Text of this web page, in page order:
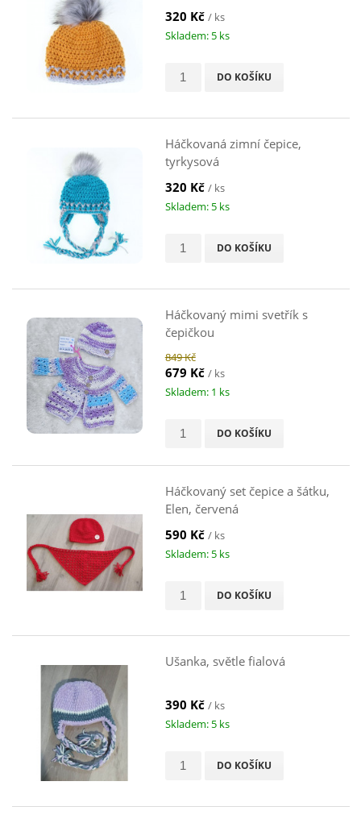
320 Kč / ks
Skladem: 5 ks
DO KOŠÍKU
Háčkovaná zimní čepice,
tyrkysová
320 Kč / ks
Skladem: 5 ks
DO KOŠÍKU
Háčkovaný mimi svetřík s
čepičkou
849 Kč
679 Kč / ks
Skladem: 1 ks
DO KOŠÍKU
Háčkovaný set čepice a šátku,
Elen, červená
590 Kč / ks
Skladem: 5 ks
DO KOŠÍKU
Ušanka, světle fialová
390 Kč / ks
Skladem: 5 ks
DO KOŠÍKU